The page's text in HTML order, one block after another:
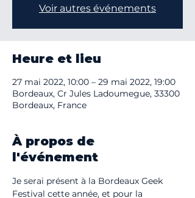
Voir autres événements
Heure et lieu
27 mai 2022, 10:00 – 29 mai 2022, 19:00
Bordeaux, Cr Jules Ladoumegue, 33300
Bordeaux, France
À propos de
l'événement
Je serai présent à la Bordeaux Geek
Festival cette année, et pour la